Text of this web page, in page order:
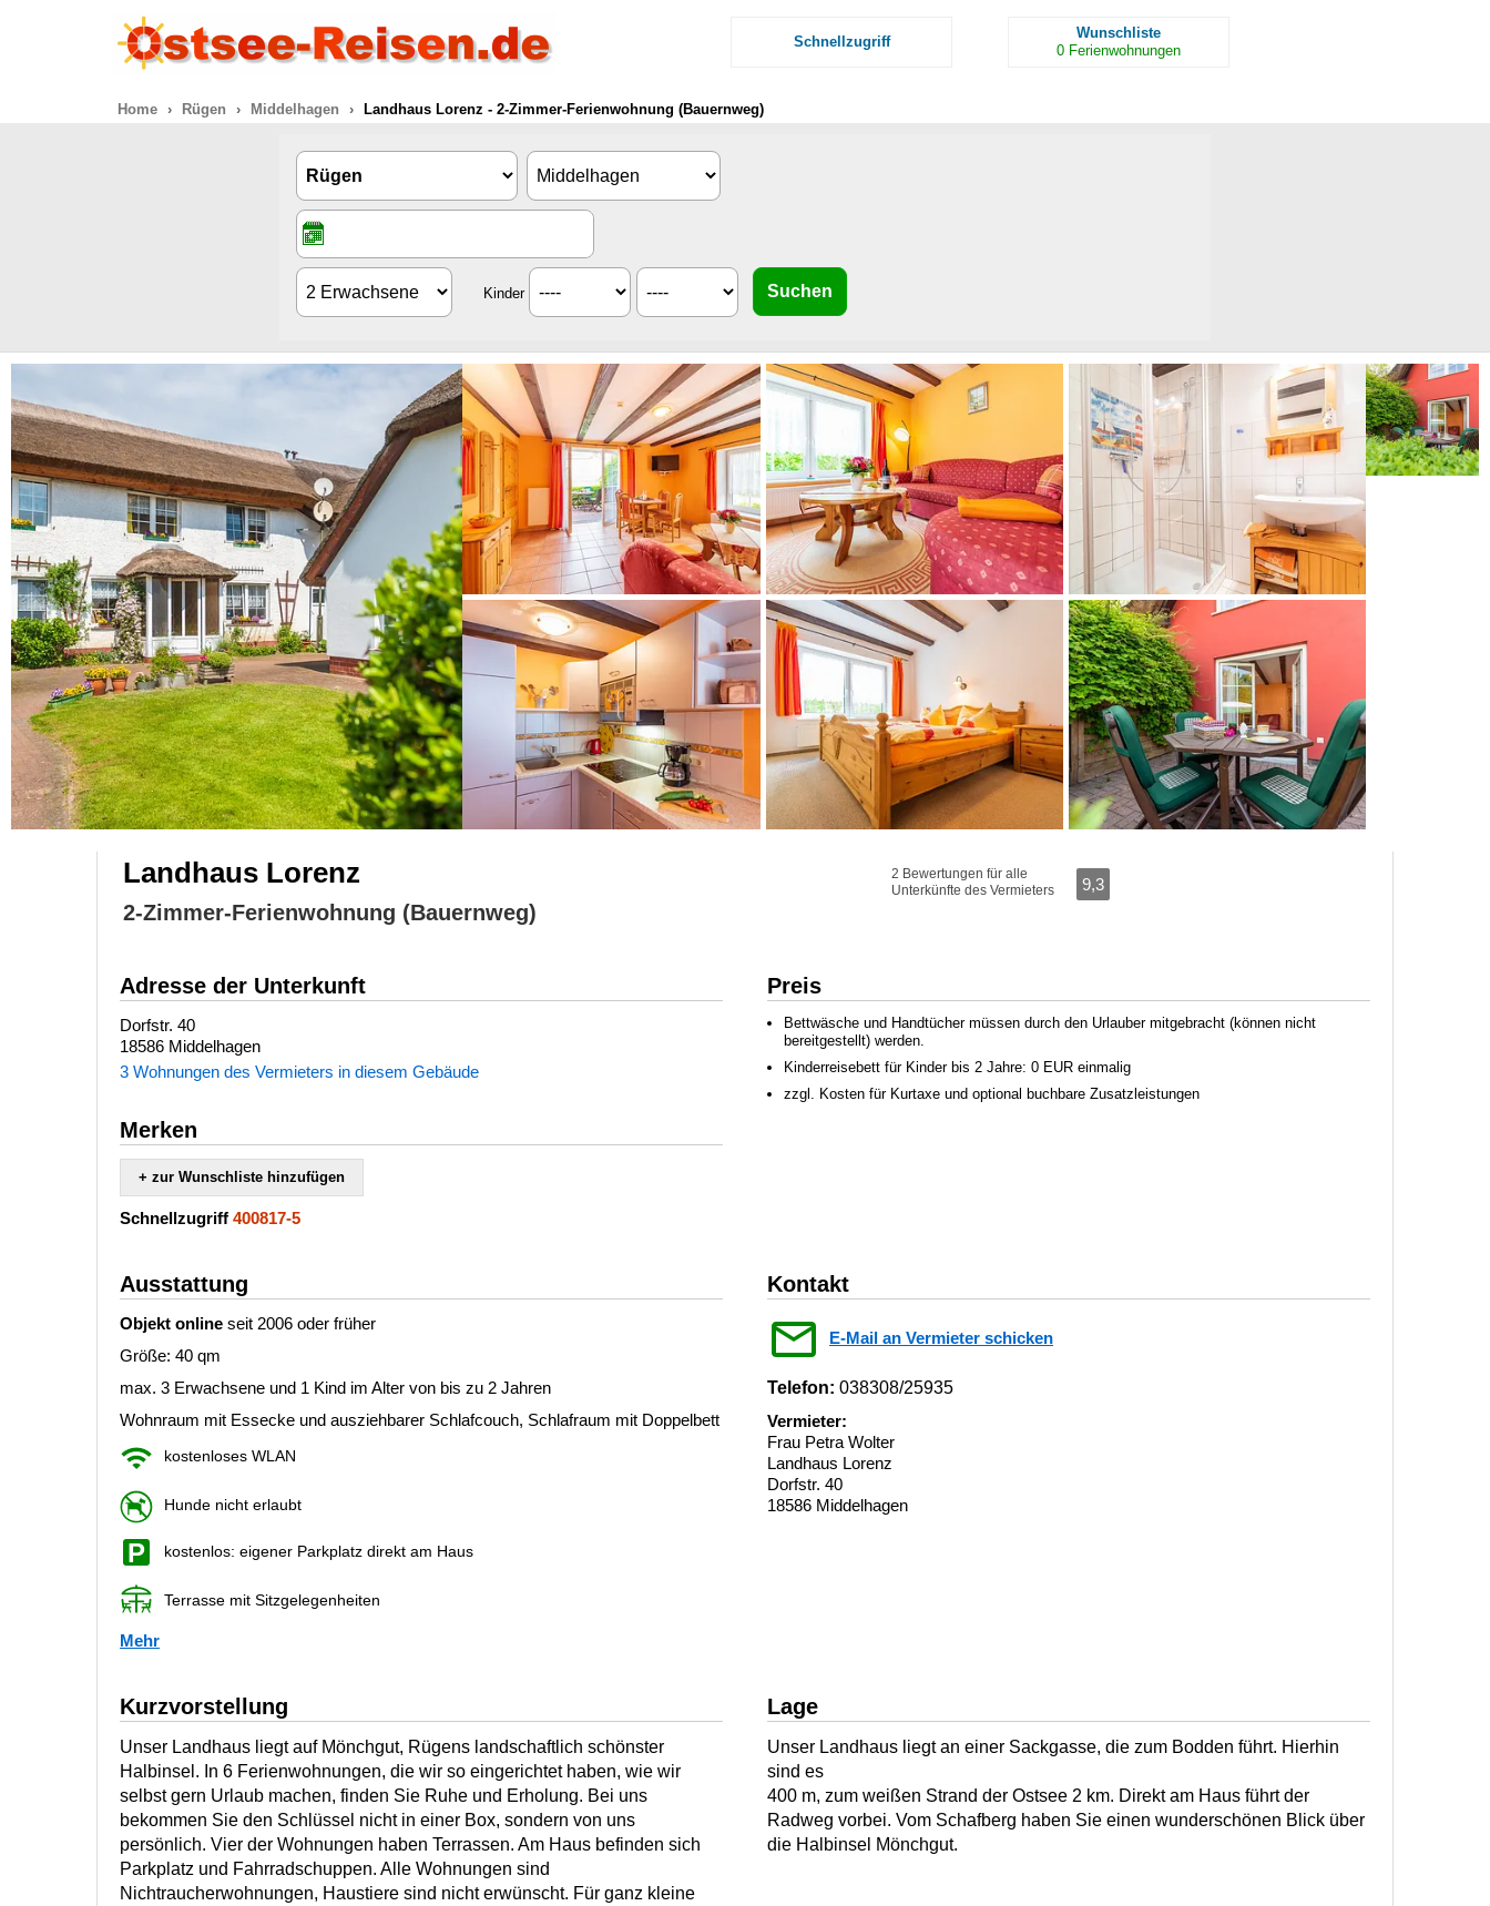
Schnellzugriff
Wunschliste
0 Ferienwohnungen
Home Rügen Middelhagen Landhaus Lorenz - 2-Zimmer-Ferienwohnung (Bauernweg)
Kinder
Landhaus Lorenz
2-Zimmer-Ferienwohnung (Bauernweg)
2 Bewertungen für alle
Unterkünfte des Vermieters
9,3
Adresse der Unterkunft
Dorfstr. 40
18586 Middelhagen
3 Wohnungen des Vermieters in diesem Gebäude
Merken
+ zur Wunschliste hinzufügen
Schnellzugriff 400817-5
Preis
Bettwäsche und Handtücher müssen durch den Urlauber mitgebracht (können nicht
bereitgestellt) werden.
Kinderreisebett für Kinder bis 2 Jahre: 0 EUR einmalig
zzgl. Kosten für Kurtaxe und optional buchbare Zusatzleistungen
Ausstattung
Objekt online seit 2006 oder früher
Größe: 40 qm
max. 3 Erwachsene und 1 Kind im Alter von bis zu 2 Jahren
Wohnraum mit Essecke und ausziehbarer Schlafcouch, Schlafraum mit Doppelbett
kostenloses WLAN
Hunde nicht erlaubt
kostenlos: eigener Parkplatz direkt am Haus
Terrasse mit Sitzgelegenheiten
Mehr
Kontakt
E-Mail an Vermieter schicken
Telefon: 038308/25935
Vermieter:
Frau Petra Wolter
Landhaus Lorenz
Dorfstr. 40
18586 Middelhagen
Kurzvorstellung
Unser Landhaus liegt auf Mönchgut, Rügens landschaftlich schönster
Halbinsel. In 6 Ferienwohnungen, die wir so eingerichtet haben, wie wir
selbst gern Urlaub machen, finden Sie Ruhe und Erholung. Bei uns
bekommen Sie den Schlüssel nicht in einer Box, sondern von uns
persönlich. Vier der Wohnungen haben Terrassen. Am Haus befinden sich
Parkplatz und Fahrradschuppen. Alle Wohnungen sind
Nichtraucherwohnungen, Haustiere sind nicht erwünscht. Für ganz kleine
Lage
Unser Landhaus liegt an einer Sackgasse, die zum Bodden führt. Hierhin
sind es
400 m, zum weißen Strand der Ostsee 2 km. Direkt am Haus führt der
Radweg vorbei. Vom Schafberg haben Sie einen wunderschönen Blick über
die Halbinsel Mönchgut.